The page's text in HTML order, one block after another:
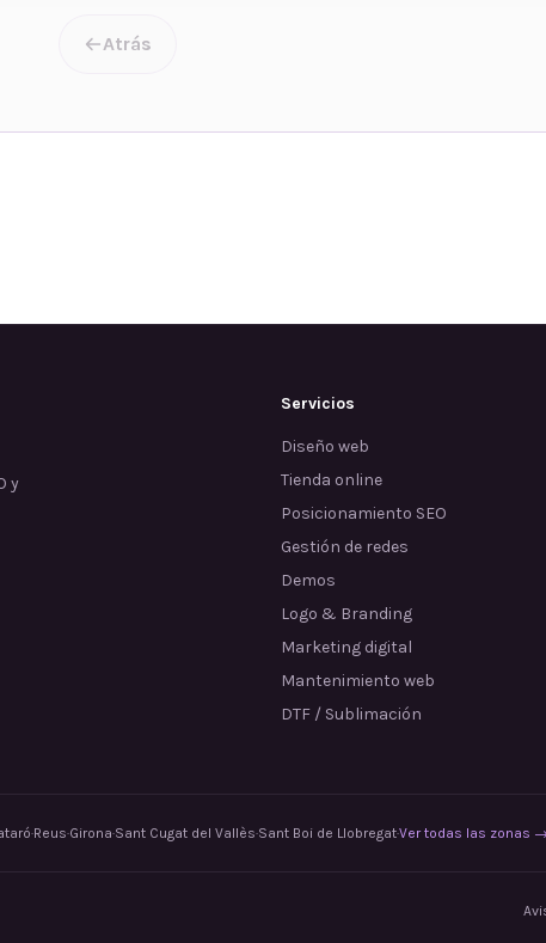
Atrás
y
Servicios
Diseño web
Tienda online
Posicionamiento SEO
Gestión de redes
Demos
Logo & Branding
Marketing digital
Mantenimiento web
DTF / Sublimación
·Reus·Girona·Sant Cugat del Vallès·Sant Boi de Llobregat·Ver todas las zonas →